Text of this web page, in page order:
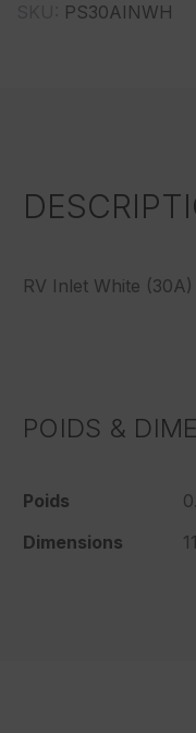
PS30AINWH
RV Inlet White (30A)
POIDS &
Poids
Dimensions